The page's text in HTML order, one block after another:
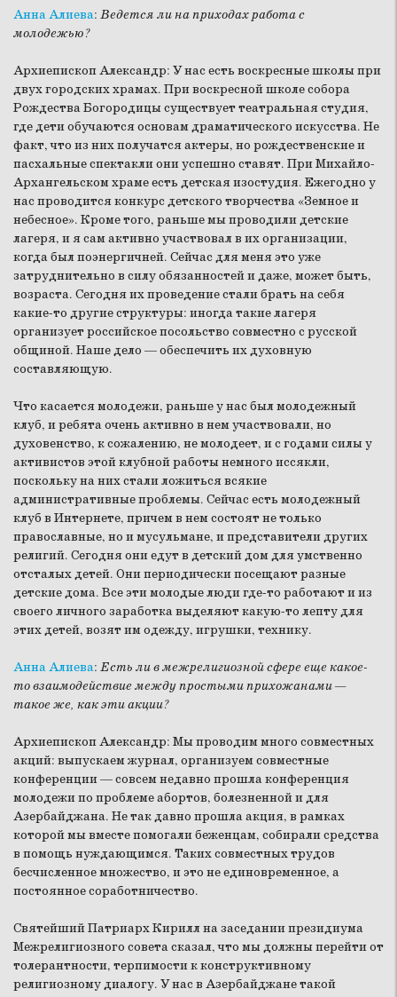
Анна Алиева: Ведется ли на приходах работа с
молодежью?
Архиепископ Александр: У нас есть воскресные школы при
двух городских храмах. При воскресной школе собора
Рождества Богородицы существует театральная студия,
где дети обучаются основам драматического искусства. Не
факт, что из них получатся актеры, но рождественские и
пасхальные спектакли они успешно ставят. При Михайло-
Архангельском храме есть детская изостудия. Ежегодно у
нас проводится конкурс детского творчества «Земное и
небесное». Кроме того, раньше мы проводили детские
лагеря, и я сам активно участвовал в их организации,
когда был поэнергичней. Сейчас для меня это уже
затруднительно в силу обязанностей и даже, может быть,
возраста. Сегодня их проведение стали брать на себя
какие-то другие структуры: иногда такие лагеря
организует российское посольство совместно с русской
общиной. Наше дело — обеспечить их духовную
составляющую.
Что касается молодежи, раньше у нас был молодежный
клуб, и ребята очень активно в нем участвовали, но
духовенство, к сожалению, не молодеет, и с годами силы у
активистов этой клубной работы немного иссякли,
поскольку на них стали ложиться всякие
административные проблемы. Сейчас есть молодежный
клуб в Интернете, причем в нем состоят не только
православные, но и мусульмане, и представители других
религий. Сегодня они едут в детский дом для умственно
отсталых детей. Они периодически посещают разные
детские дома. Все эти молодые люди где-то работают и из
своего личного заработка выделяют какую-то лепту для
этих детей, возят им одежду, игрушки, технику.
Анна Алиева: Есть ли в межрелигиозной сфере еще какое-
то взаимодействие между простыми прихожанами —
такое же, как эти акции?
Архиепископ Александр: Мы проводим много совместных
акций: выпускаем журнал, организуем совместные
конференции — совсем недавно прошла конференция
молодежи по проблеме абортов, болезненной и для
Азербайджана. Не так давно прошла акция, в рамках
которой мы вместе помогали беженцам, собирали средства
в помощь нуждающимся. Таких совместных трудов
бесчисленное множество, и это не единовременное, а
постоянное соработничество.
Святейший Патриарх Кирилл на заседании президиума
Межрелигиозного совета сказал, что мы должны перейти от
толерантности, терпимости к конструктивному
религиозному диалогу. У нас в Азербайджане такой